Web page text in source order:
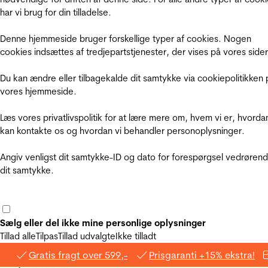
har vi brug for din tilladelse.
Denne hjemmeside bruger forskellige typer af cookies. Nogen
cookies indsættes af tredjepartstjenester, der vises på vores
Du kan ændre eller tilbagekalde dit samtykke via cookiepolitikken
vores hjemmeside.
Læs vores privatlivspolitik for at lære mere om, hvem vi er,
kan kontakte os og hvordan vi behandler personoplysninger.
Angiv venligst dit samtykke-ID og dato for forespørgsel
dit samtykke.
Sælg eller del ikke mine personlige oplysninger
Tillad alleTilpasTillad udvalgteIkke tilladt
Gratis fragt over 599,- Prisgaranti +15% ekstra!